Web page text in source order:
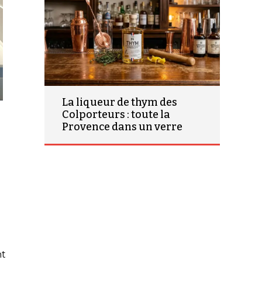
La liqueur de thym des
Colporteurs : toute la
Provence dans un verre